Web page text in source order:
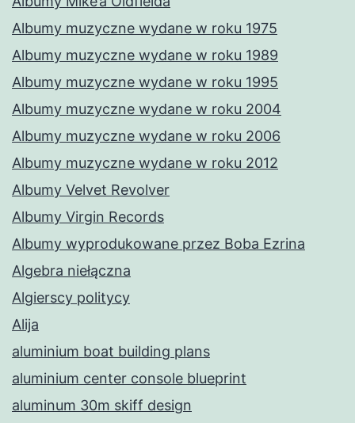
Albumy muzyczne wydane w roku 1975
Albumy muzyczne wydane w roku 1989
Albumy muzyczne wydane w roku 1995
Albumy muzyczne wydane w roku 2004
Albumy muzyczne wydane w roku 2006
Albumy muzyczne wydane w roku 2012
Albumy Velvet Revolver
Albumy Virgin Records
Albumy wyprodukowane przez Boba Ezrina
Algebra niełączna
Algierscy politycy
Alija
aluminium boat building plans
aluminium center console blueprint
aluminum 30m skiff design